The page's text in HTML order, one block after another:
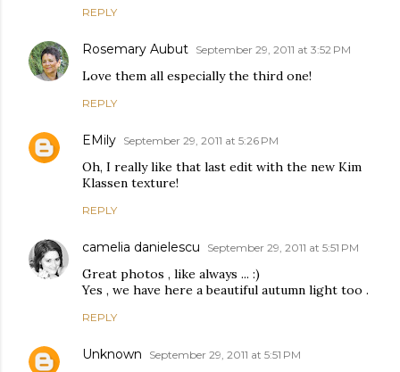
REPLY
Rosemary Aubut September 29, 2011 at 3:52 PM
Love them all especially the third one!
REPLY
EMily September 29, 2011 at 5:26 PM
Oh, I really like that last edit with the new Kim
Klassen texture!
REPLY
camelia danielescu September 29, 2011 at 5:51 PM
Great photos , like always ... :)
Yes , we have here a beautiful autumn light too .
REPLY
Unknown September 29, 2011 at 5:51 PM